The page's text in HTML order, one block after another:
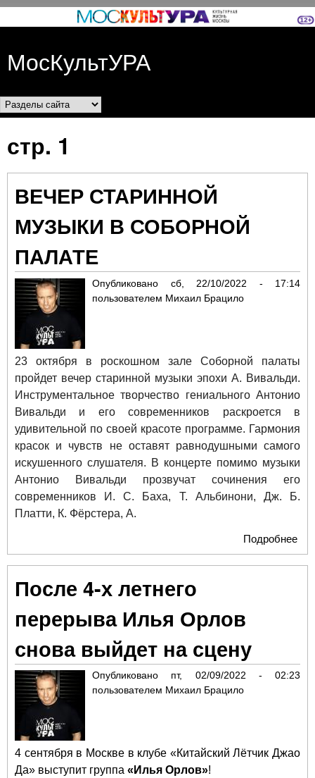
Перейти к основному
МосКультУРА
Разделы сайта
стр. 1
ВЕЧЕР СТАРИННОЙ
МУЗЫКИ В СОБОРНОЙ
ПАЛАТЕ
Опубликовано сб, 22/10/2022 - 17:14
пользователем Михаил Брацило
23 октября в роскошном зале Соборной палаты
пройдет вечер старинной музыки эпохи А. Вивальди.
Инструментальное творчество гениального Антонио
Вивальди и его современников раскроется в
удивительной по своей красоте программе. Гармония
красок и чувств не оставят равнодушными самого
искушенного слушателя. В концерте помимо музыки
Антонио Вивальди прозвучат сочинения его
современников И. С. Баха, Т. Альбинони, Дж. Б.
Платти, К. Фёрстера, А.
Подробнее
После 4-х летнего
перерыва Илья Орлов
снова выйдет на сцену
Опубликовано пт, 02/09/2022 - 02:23
пользователем Михаил Брацило
4 сентября в Москве в клубе «Китайский Лётчик Джао
Да» выступит группа «Илья Орлов»!